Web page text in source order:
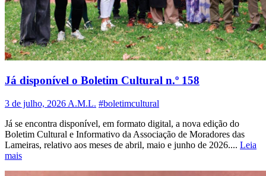
Já disponível o Boletim Cultural n.º 158
3 de julho, 2026 A.M.L. #boletimcultural
Já se encontra disponível, em formato digital, a nova edição do
Boletim Cultural e Informativo da Associação de Moradores das
Lameiras, relativo aos meses de abril, maio e junho de 2026.... Leia
mais